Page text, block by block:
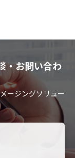
・お問い合わ
ージングソリュー